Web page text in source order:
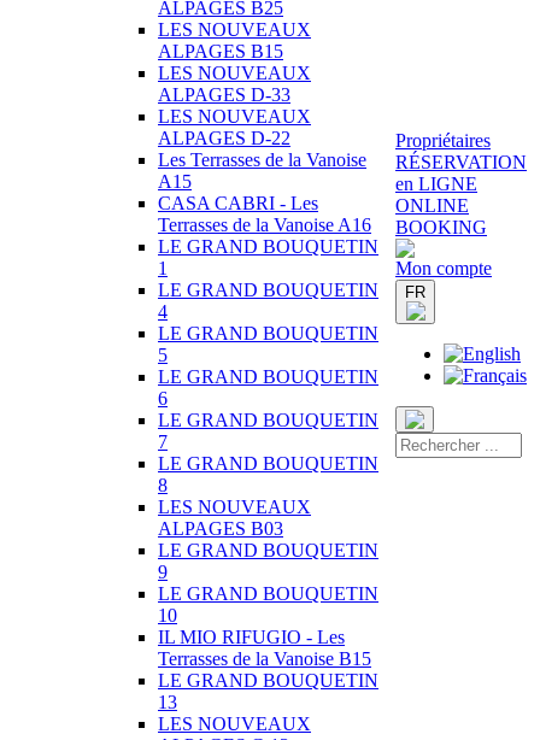
ALPAGES B25
LES NOUVEAUX
ALPAGES B15
LES NOUVEAUX
ALPAGES D-33
LES NOUVEAUX
ALPAGES D-22
Les Terrasses de la Vanoise
A15
CASA CABRI - Les
Terrasses de la Vanoise A16
LE GRAND BOUQUETIN
1
LE GRAND BOUQUETIN
4
LE GRAND BOUQUETIN
5
LE GRAND BOUQUETIN
6
LE GRAND BOUQUETIN
7
LE GRAND BOUQUETIN
8
LES NOUVEAUX
ALPAGES B03
LE GRAND BOUQUETIN
9
LE GRAND BOUQUETIN
10
IL MIO RIFUGIO - Les
Terrasses de la Vanoise B15
LE GRAND BOUQUETIN
13
LES NOUVEAUX
Propriétaires
RÉSERVATION
en LIGNE
ONLINE
BOOKING
Mon compte
FR